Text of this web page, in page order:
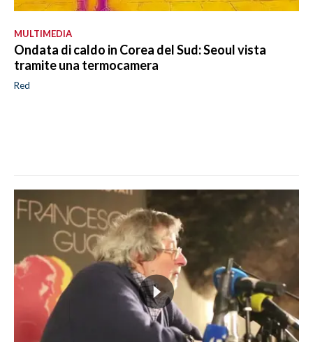
MULTIMEDIA
Ondata di caldo in Corea del Sud: Seoul vista
tramite una termocamera
Red